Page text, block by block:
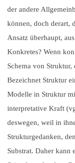
der andere
können, doch derart,
Ansatz überhaupt,
Konkretes? Wenn
Schema von
Bezeichnet Struktur
Modelle in Struktur
interpretative Kraft
deswegen, weil in
Strukturgedanken,
Substrat. Daher kann